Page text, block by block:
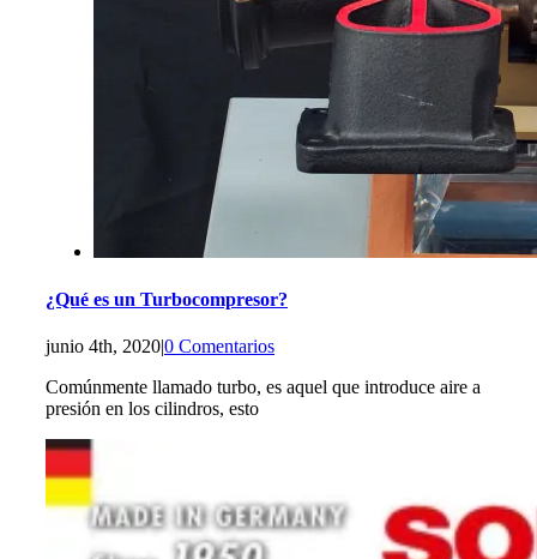
¿Qué es un Turbocompresor?
junio 4th, 2020|0 Comentarios
Comúnmente llamado turbo, es aquel que introduce aire a
presión en los cilindros, esto